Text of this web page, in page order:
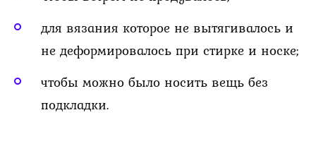
для вязания которое не вытягивалось и
не деформировалось при стирке и носке;
чтобы можно было носить вещь без
подкладки.